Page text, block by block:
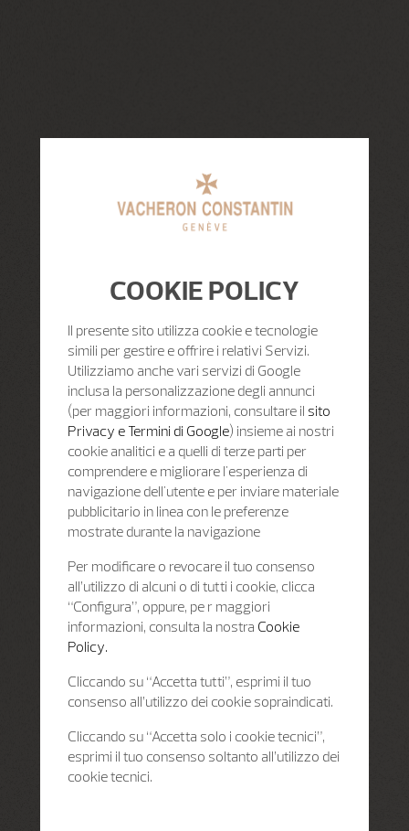
COOKIE POLICY
Il presente sito utilizza cookie e tecnologie
simili per gestire e offrire i relativi Servizi.
Utilizziamo anche vari servizi di Google
inclusa la personalizzazione degli annunci
(per maggiori informazioni, consultare il sito
Privacy e Termini di Google) insieme ai nostri
cookie analitici e a quelli di terze parti per
comprendere e migliorare l'esperienza di
navigazione dell'utente e per inviare materiale
pubblicitario in linea con le preferenze
mostrate durante la navigazione
Per modificare o revocare il tuo consenso
all’utilizzo di alcuni o di tutti i cookie, clicca
“Configura”, oppure, pe r maggiori
informazioni, consulta la nostra Cookie
Policy.
Cliccando su “Accetta tutti”, esprimi il tuo
consenso all’utilizzo dei cookie sopraindicati.
Cliccando su “Accetta solo i cookie tecnici”,
esprimi il tuo consenso soltanto all’utilizzo dei
cookie tecnici.